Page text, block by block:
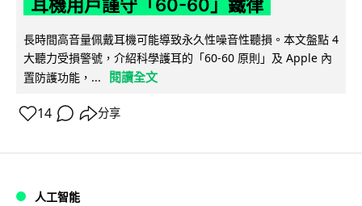
耳機用戶謹守「60-60」鐵律
長時間高音量佩戴耳機可能導致永久性噪音性聽損。本文盤點 4
大聽力受損警號，介紹科學護耳的「60-60 原則」及 Apple 內
置防護功能，...
閱讀全文
14 分享
人工智能